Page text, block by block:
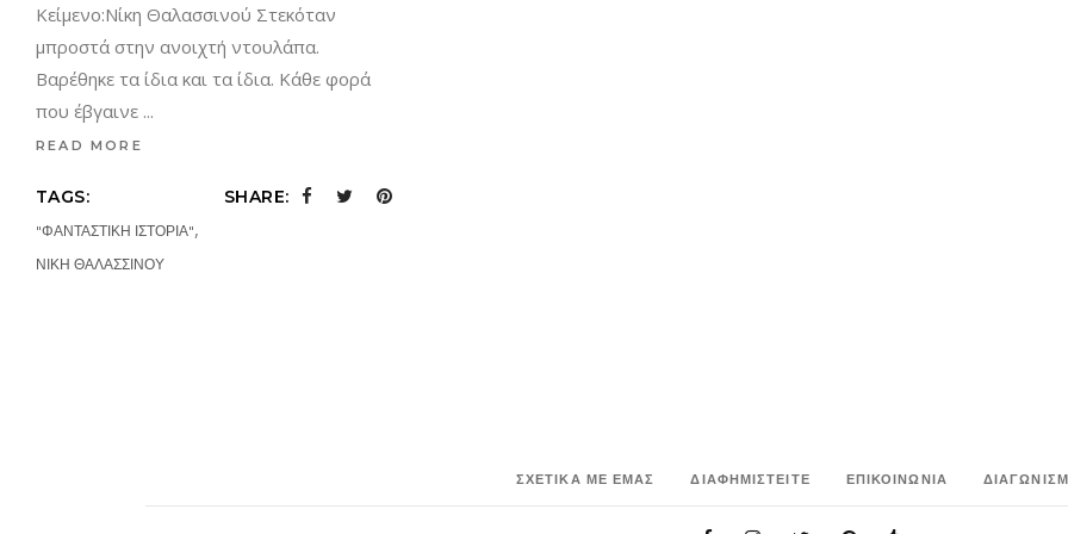
Κείμενο:Νίκη Θαλασσινού Στεκόταν
μπροστά στην ανοιχτή ντουλάπα.
Βαρέθηκε τα ίδια και τα ίδια. Κάθε φορά
που έβγαινε
READ MORE
TAGS:
"ΦΑΝΤΑΣΤΙΚΗ ΙΣΤΟΡΙΑ",
ΝΙΚΗ ΘΑΛΑΣΣΙΝΟΥ
SHARE:
ΣΧΕΤΙΚΑ ΜΕ ΕΜΑΣ ΔΙΑΦΗΜΙΣΤΕΙΤΕ ΕΠΙΚΟΙΝΩΝΙΑ